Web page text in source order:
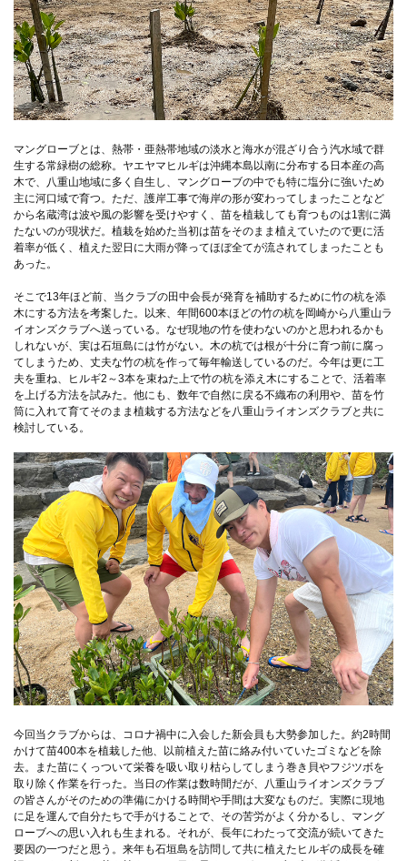
マングローブとは、熱帯・亜熱帯地域の淡水と海水が混ざり合う汽水域で群
生する常緑樹の総称。ヤエヤマヒルギは沖縄本島以南に分布する日本産の高
木で、八重山地域に多く自生し、マングローブの中でも特に塩分に強いため
主に河口域で育つ。ただ、護岸工事で海岸の形が変わってしまったことなど
から名蔵湾は波や風の影響を受けやすく、苗を植栽しても育つものは1割に満
たないのが現状だ。植栽を始めた当初は苗をそのまま植えていたので更に活
着率が低く、植えた翌日に大雨が降ってほぼ全てが流されてしまったことも
あった。
そこで13年ほど前、当クラブの田中会長が発育を補助するために竹の杭を添
木にする方法を考案した。以来、年間600本ほどの竹の杭を岡崎から八重山ラ
イオンズクラブへ送っている。なぜ現地の竹を使わないのかと思われるかも
しれないが、実は石垣島には竹がない。木の杭では根が十分に育つ前に腐っ
てしまうため、丈夫な竹の杭を作って毎年輸送しているのだ。今年は更に工
夫を重ね、ヒルギ2～3本を束ねた上で竹の杭を添え木にすることで、活着率
を上げる方法を試みた。他にも、数年で自然に戻る不織布の利用や、苗を竹
筒に入れて育てそのまま植栽する方法などを八重山ライオンズクラブと共に
検討している。
今回当クラブからは、コロナ禍中に入会した新会員も大勢参加した。約2時間
かけて苗400本を植栽した他、以前植えた苗に絡み付いていたゴミなどを除
去。また苗にくっついて栄養を吸い取り枯らしてしまう巻き貝やフジツボを
取り除く作業を行った。当日の作業は数時間だが、八重山ライオンズクラブ
の皆さんがそのための準備にかける時間や手間は大変なものだ。実際に現地
に足を運んで自分たちで手がけることで、その苦労がよく分かるし、マング
ローブへの思い入れも生まれる。それが、長年にわたって交流が続いてきた
要因の一つだと思う。来年も石垣島を訪問して共に植えたヒルギの成長を確